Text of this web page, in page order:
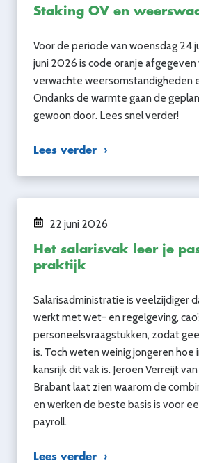
Staking OV en
Voor de periode van woensdag 24
juni 2026 is code oranje afgegeven
verwachte weersomstandigheden
Ondanks de warmte gaan de
gewoon door. Lees snel verder!
Lees verder
22 juni 2026
Het salarisvak leer je
praktijk
Salarisadministratie is veelzijdiger
werkt met wet- en regelgeving,
personeelsvraagstukken, zodat
is. Toch weten weinig jongeren hoe
kansrijk dit vak is. Jeroen Verreijt
Brabant laat zien waarom de
en werken de beste basis is voor
payroll.
Lees verder